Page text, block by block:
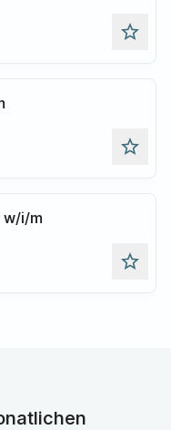
star_outline
star_outline
w/i/m
star_outline